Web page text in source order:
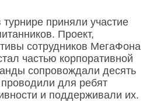
приняли участие
Проект,
сотрудников МегаФона
частью корпоративной
сопровождали десять
для ребят
и поддерживали их.